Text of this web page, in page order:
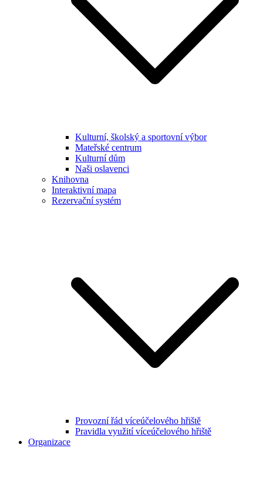
Kulturní, školský a sportovní výbor
Mateřské centrum
Kulturní dům
Naši oslavenci
Knihovna
Interaktivní mapa
Rezervační systém
Provozní řád víceúčelového hřiště
Pravidla využití víceúčelového hřiště
Organizace